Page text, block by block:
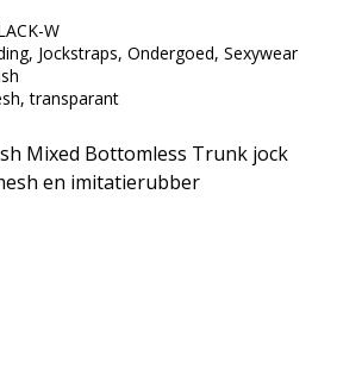
W
, Jockstraps,Ondergoed,Sexywear
, transparant
Mixed Bottomless Trunk jock
en imitatierubber